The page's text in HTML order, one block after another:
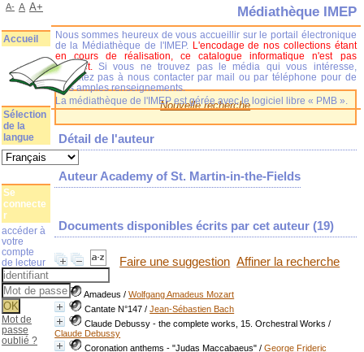
Nouvelle recherche
Détail de l'auteur
Auteur Academy of St. Martin-in-the-Fields
Documents disponibles écrits par cet auteur (19)
Faire une suggestion Affiner la recherche
Amadeus /Wolfgang Amadeus Mozart
Cantate N°147 /Jean-Sébastien Bach
Claude Debussy - the complete works, 15. Orchestral Works /
Claude Debussy
Coronation anthems - "Judas Maccabaeus" /George Frideric
Médiathèque IMEP
Nous sommes heureux de vous accueillir sur le portail électronique
de la Médiathèque de l'IMEP. L'encodage de nos collections étant
en cours de réalisation, ce catalogue informatique n'est pas
complet.
Si vous ne trouvez pas le média qui vous intéresse,
n'hésitez pas à nous contacter par mail ou par téléphone pour de
plus amples renseignements.
La médiathèque de l'IMEP est gérée avec le logiciel libre « PMB ».
A- A A+
Accueil
Sélection
de la
langue
Se
connecte
r
accéder à
votre
compte
de lecteur
Mot de
passe
oublié ?